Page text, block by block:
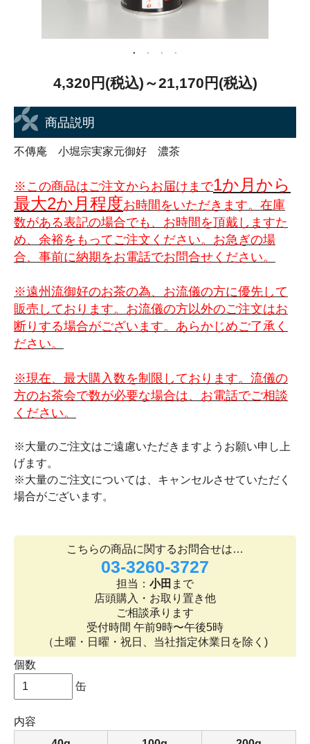
4,320円(税込)～21,170円(税込)
商品説明
不傳庵 小堀宗実家元御好 濃茶
※この商品はご注文からお届けまで1か月から
最大2か月程度お時間をいただきます。在庫
数がある表記の場合でも、お時間を頂戴しますた
め、余裕をもってご注文ください。お急ぎの場
合、事前に納期をお電話でお問合せください。
※遠州流御好のお茶の為、お流儀の方に優先して
販売しております。お流儀の方以外のご注文はお
断りする場合がございます。あらかじめご了承く
ださい。
※現在、最大購入数を制限しております。流儀の
方のお茶会で数が必要な場合は、お電話でご相談
ください。
※大量のご注文はご遠慮いただきますようお願い申し上
げます。
※大量のご注文については、キャンセルさせていただく
場合がございます。
こちらの商品に関するお問合せは…
03-3260-3727
担当： 小田 まで
店頭購入・お取り置き他
ご相談承ります
受付時間 午前9時〜午後5時
（土曜・日曜・祝日、当社指定休業日を除く)
個数
缶
内容